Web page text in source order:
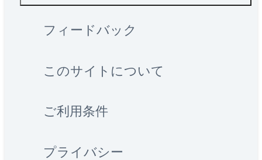
フィードバック
このサイトについて
ご利用条件
プライバシー